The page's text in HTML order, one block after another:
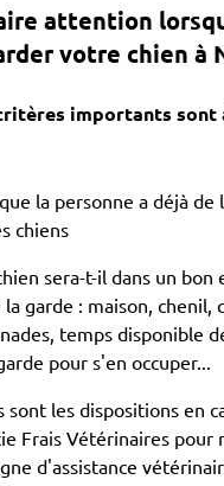
attention
votre chien à
importants sont
la personne a déjà de
chiens
sera-t-il dans un bon
la garde : maison, chenil,
temps disponible
pour s'en occuper...
sont les dispositions en
Frais Vétérinaires pour
d'assistance